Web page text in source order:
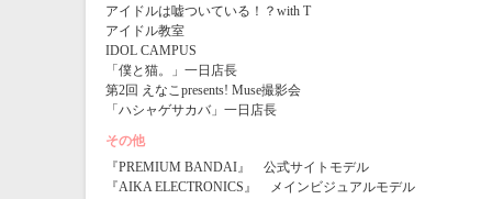
アイドルは嘘ついている！？with T
アイドル教室
IDOL CAMPUS
「僕と猫。」一日店長
第2回 えなこpresents! Muse撮影会
「ハシャゲサカバ」一日店長
その他
『PREMIUM BANDAI』 公式サイトモデル
『AIKA ELECTRONICS』 メインビジュアルモデル